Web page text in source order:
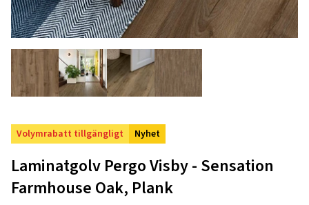
Volymrabatt tillgängligt Nyhet
Laminatgolv Pergo Visby - Sensation
Farmhouse Oak, Plank